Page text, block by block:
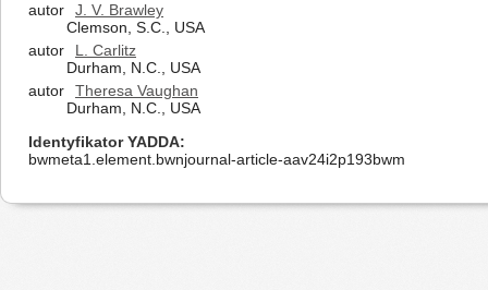
autor
J. V. Brawley
Clemson, S.C., USA
autor
L. Carlitz
Durham, N.C., USA
autor
Theresa Vaughan
Durham, N.C., USA
Identyfikator YADDA
bwmeta1.element.bwnjournal-article-aav24i2p193bwm